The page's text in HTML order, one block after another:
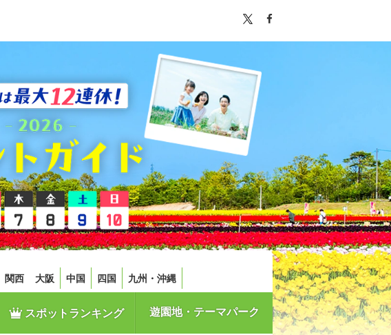
関西 大阪 中国 四国 九州・沖縄
スポットランキング 遊園地・テーマパーク